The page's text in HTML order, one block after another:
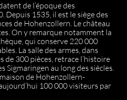
de l’époque des
Depuis 1535, il est le siège des
de Hohenzollern. Le château
On y remarque notamment la
qui conserve 220 000
La salle des armes, dans
de 300 pièces, retrace l’histoire
Sigmaringen au long des siècles.
de Hohenzollern-
100 000 visiteurs par